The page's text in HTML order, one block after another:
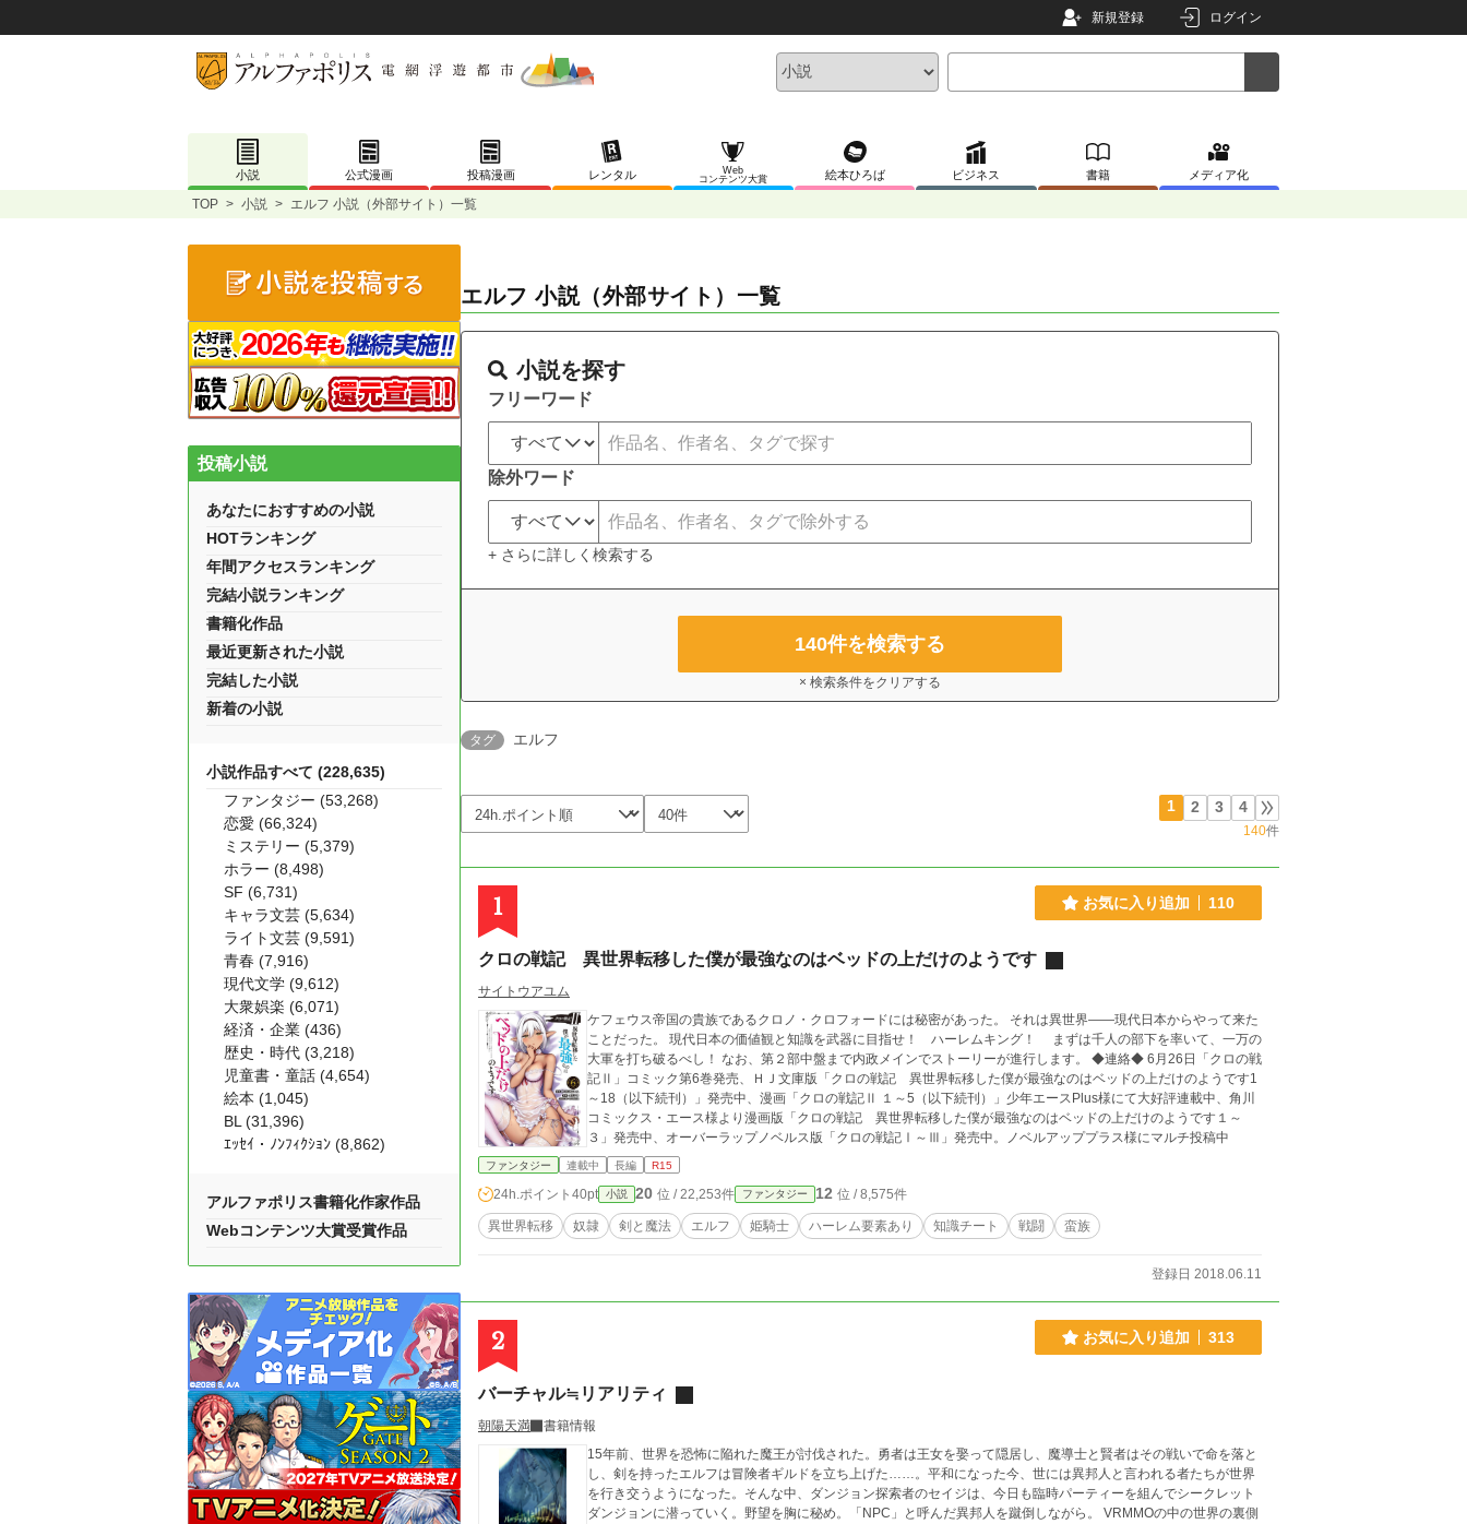
新規登録 ログイン
小説 公式漫画 投稿漫画 レンタル
Web
コンテンツ大賞
絵本ひろば ビジネス 書籍 メディア化
TOP > 小説 > エルフ 小説（外部サイト）一覧
エルフ 小説（外部サイト）一覧
小説を探す
フリーワード
除外ワード
+ さらに詳しく検索する
140件を検索する
× 検索条件をクリアする
タグ エルフ
1 2 3 4
140件
1 お気に入り追加 110
クロの戦記 異世界転移した僕が最強なのはベッドの上だけのようです
サイトウアユム
ケフェウス帝国の貴族であるクロノ・クロフォードには秘密があった。 それは異世界――現代日本からやって来た
ことだった。 現代日本の価値観と知識を武器に目指せ！ ハーレムキング！ まずは千人の部下を率いて、一万の
大軍を打ち破るべし！ なお、第２部中盤まで内政メインでストーリーが進行します。 ◆連絡◆ 6月26日「クロの戦
記Ⅱ」コミック第6巻発売、ＨＪ文庫版「クロの戦記 異世界転移した僕が最強なのはベッドの上だけのようです1
～18（以下続刊）」発売中、漫画「クロの戦記Ⅱ １～5（以下続刊）」少年エースPlus様にて大好評連載中、角川
コミックス・エース様より漫画版「クロの戦記 異世界転移した僕が最強なのはベッドの上だけのようです１～
３」発売中、オーバーラップノベルス版「クロの戦記Ⅰ～Ⅲ」発売中。ノベルアッププラス様にマルチ投稿中
ファンタジー 連載中 長編 R15
24h.ポイント 40pt 小説 20 位 / 22,253件 ファンタジー 12 位 / 8,575件
異世界転移 奴隷 剣と魔法 エルフ 姫騎士 ハーレム要素あり 知識チート 戦闘 蛮族
登録日 2018.06.11
2 お気に入り追加 313
バーチャル≒リアリティ
朝陽天満
書籍情報
15年前、世界を恐怖に陥れた魔王が討伐された。勇者は王女を娶って隠居し、魔導士と賢者はその戦いで命を落と
し、剣を持ったエルフは冒険者ギルドを立ち上げた……。平和になった今、世には異邦人と言われる者たちが世界
を行き交うようになった。そんな中、ダンジョン探索者のセイジは、今日も臨時パーティーを組んでシークレット
ダンジョンに潜っていく。野望を胸に秘め。「NPC」と呼んだ異邦人を蹴倒しながら。 VRMMOの中の世界の裏側
投稿小説
あなたにおすすめの小説
HOTランキング
年間アクセスランキング
完結小説ランキング
書籍化作品
最近更新された小説
完結した小説
新着の小説
小説作品すべて (228,635)
ファンタジー (53,268)
恋愛 (66,324)
ミステリー (5,379)
ホラー (8,498)
SF (6,731)
キャラ文芸 (5,634)
ライト文芸 (9,591)
青春 (7,916)
現代文学 (9,612)
大衆娯楽 (6,071)
経済・企業 (436)
歴史・時代 (3,218)
児童書・童話 (4,654)
絵本 (1,045)
BL (31,396)
ｴｯｾｲ・ﾉﾝﾌｨｸｼｮﾝ (8,862)
アルファポリス書籍化作家作品
Webコンテンツ大賞受賞作品